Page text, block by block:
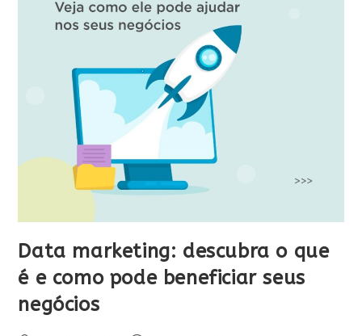
Data marketing: descubra o que
é e como pode beneficiar seus
negócios